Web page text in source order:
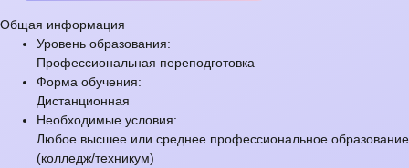
Общая информация
Уровень образования:
Профессиональная переподготовка
Форма обучения:
Дистанционная
Необходимые условия:
Любое высшее или среднее профессиональное образование
(колледж/техникум)